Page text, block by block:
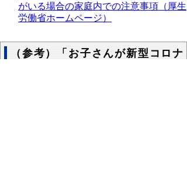
がいる場合の家庭内での注意事項（厚生
労働省ホームページ）
（参考）「お子さんが新型コロナ